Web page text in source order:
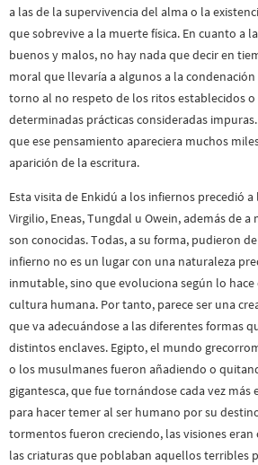
a las de la supervivencia del alma o la
que sobrevive a la muerte física. En cuanto a
buenos y malos, no hay nada que decir en
moral que llevaría a algunos a la
torno al no respeto de los ritos establecidos o
determinadas prácticas consideradas
que ese pensamiento apareciera muchos
aparición de la escritura.
Esta visita de Enkidú a los infiernos precedió
Virgilio, Eneas, Tungdal u Owein, además de
son conocidas. Todas, a su forma, pudieron
infierno no es un lugar con una naturaleza
inmutable, sino que evoluciona según lo
cultura humana. Por tanto, parece ser una
que va adecuándose a las diferentes formas
distintos enclaves. Egipto, el mundo
o los musulmanes fueron añadiendo o
gigantesca, que fue tornándose cada vez
para hacer temer al ser humano por su
tormentos fueron creciendo, las visiones eran
las criaturas que poblaban aquellos terribles